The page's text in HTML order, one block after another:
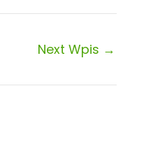
Next Wpis →